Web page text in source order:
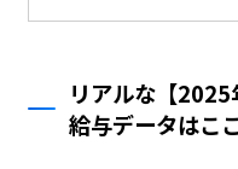
リアルな【
給与データはこ